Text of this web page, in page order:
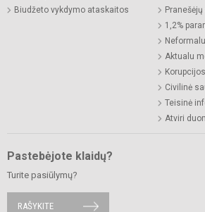
Biudžeto vykdymo ataskaitos
1,2%
Aktualu
Civilinė
Teisinė
Atviri
Pastebėjote klaidų?
Turite pasiūlymų?
RAŠYKITE